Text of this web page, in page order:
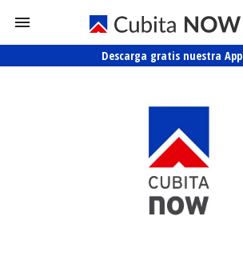
Descarga gratis nuestra App